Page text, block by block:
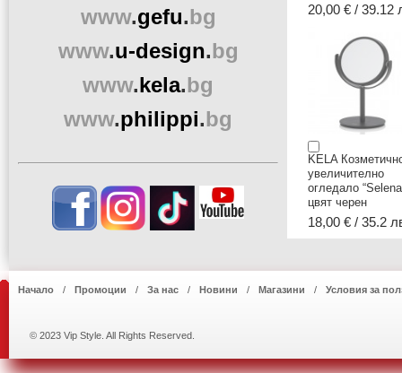
20,00 € / 39.12
KELA
увеличително
огледало
цвят черен
18,00 € / 35.2
www.gefu.bg
www.u-design.bg
www.kela.bg
www.philippi.bg
Начало Промоции За нас Новини Магазини Условия за
© 2023 Vip Style. All Rights Reserved.